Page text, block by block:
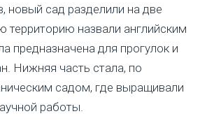
новый сад разделили на две
территорию назвали английским
предназначена для прогулок и
Нижняя часть стала, по
садом, где выращивали
работы.